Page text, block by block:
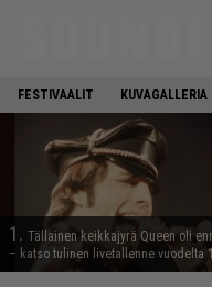
FESTIVAALIT KUVAGALLERIA
1. Tällainen keikkajyrä Queen oli
– katso tulinen livetallenne vuodelta